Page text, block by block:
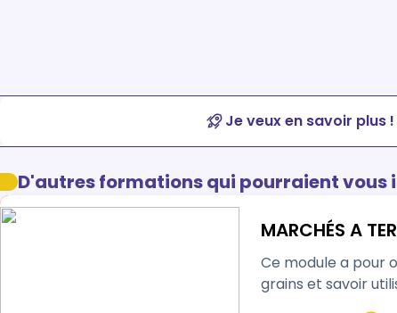
Je veux en savoir plus !
D'autres formations qui pourraient vous
MARCHÉS A
Ce module a pour objectif